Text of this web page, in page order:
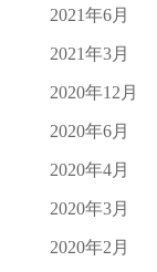
2021年6月
2021年3月
2020年12月
2020年6月
2020年4月
2020年3月
2020年2月